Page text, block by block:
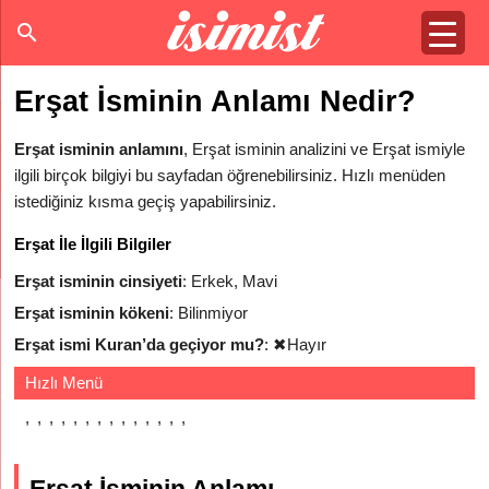
Erşat İsminin Anlamı Nedir?
Erşat isminin anlamını, Erşat isminin analizini ve Erşat ismiyle
ilgili birçok bilgiyi bu sayfadan öğrenebilirsiniz. Hızlı menüden
istediğiniz kısma geçiş yapabilirsiniz.
Erşat İle İlgili Bilgiler
Erşat isminin cinsiyeti: Erkek, Mavi
Erşat isminin kökeni: Bilinmiyor
Erşat ismi Kuran’da geçiyor mu?: ✖Hayır
Hızlı Menü